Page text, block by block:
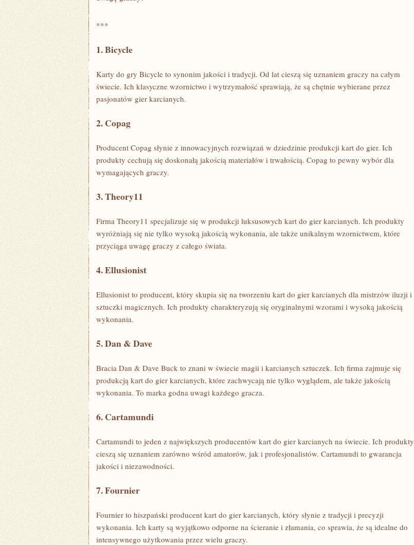
***
1. Bicycle
Karty do ‍gry Bicycle to ‌synonim⁢ jakości i ‍tradycji. Od‍ lat cieszą się uznaniem graczy ​na całym⁣
świecie. Ich klasyczne wzornictwo ⁤i wytrzymałość sprawiają, że są⁤ chętnie wybierane​ przez
pasjonatów gier ‍karcianych.
2. Copag
Producent Copag słynie z⁢ innowacyjnych‍ rozwiązań⁣ w ‍dziedzinie ‍produkcji kart‌ do gier. Ich
produkty cechują się doskonałą jakością materiałów i trwałością. Copag⁤ to pewny ‍wybór⁤ dla
wymagających graczy.
3. ‌Theory11
Firma ‌Theory11⁣ specjalizuje się w produkcji luksusowych kart do gier‌ karcianych. ‍Ich produkty
wyróżniają się nie ⁣tylko wysoką jakością wykonania, ale ⁤także​ unikalnym wzornictwem,‌ które‌
przyciąga ⁣uwagę graczy ⁣z całego ⁤świata.
4. ⁣Ellusionist
Ellusionist to ⁤producent, który skupia się na tworzeniu kart ⁣do gier karcianych dla ​mistrzów iluzji ‌i
sztuczki magicznych. Ich produkty charakteryzują się oryginalnymi wzorami​ i ‍wysoką jakością
wykonania.
5. Dan & Dave
Bracia Dan & Dave Buck to​ znani w świecie magii i ⁣karcianych ⁤sztuczek. Ich firma zajmuje się
‍produkcją kart ‍do gier ⁢karcianych,⁤ które zachwycają nie tylko wyglądem, ale także jakością
wykonania. To⁢ marka‌ godna uwagi każdego gracza.
6. Cartamundi
Cartamundi to⁤ jeden‍ z największych producentów kart do ⁣gier ⁢karcianych na świecie. Ich produkty
cieszą ⁤się uznaniem zarówno ⁢wśród amatorów, jak i profesjonalistów. Cartamundi to‍ gwarancja
jakości i‍ niezawodności.
7. Fournier
Fournier ⁤to hiszpański producent ‌kart ‍do gier ​karcianych, ⁢który słynie z tradycji i ⁣precyzji
wykonania. Ich karty są ⁢wyjątkowo odporne na ścieranie⁣ i złamania, co sprawia, że są idealne⁣ do
intensywnego ⁢użytkowania przez wielu graczy.